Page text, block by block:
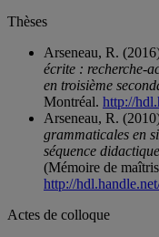
Thèses
Arseneau, R.
écrite : recherche-
en troisième
Montréal. http://
Arseneau, R.
grammaticales en
séquence
(Mémoire de
http://
Actes de colloque